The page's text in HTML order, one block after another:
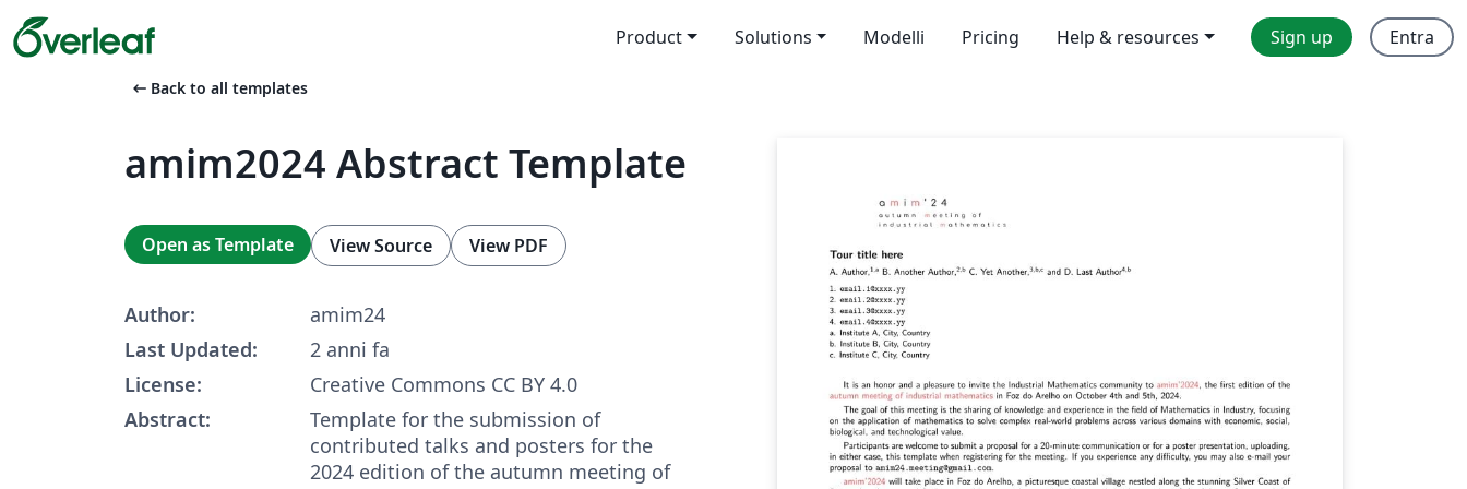
Product Solutions Modelli Pricing Help & resources Sign up Entra
arrow_left_alt Back to all templates
amim2024 Abstract Template
Open as Template View Source View PDF
Author:
amim24
Last Updated:
2 anni fa
License:
Creative Commons CC BY 4.0
Abstract:
Template for the submission of
contributed talks and posters for the
2024 edition of the autumn meeting of